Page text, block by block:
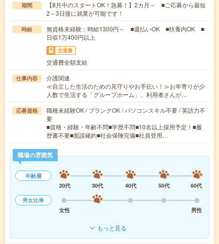
期間
【8月中のスタートOK！急募！】2カ月～ ■ご応募から最短
2～3日後に就業が可能です！
時給
無資格未経験：時給1300円～ ■週払いOK ■扶養内OK ■
日収1万400円以上
交通費
交通費全額支給
仕事内容
介護関連
≪自立した生活のための見守りやお手伝い！≫お年寄りが少
人数で生活する「グループホーム」。利用者さんが…
応募資格
職種未経験OK / ブランクOK / パソコンスキル不要 / 英語力不
要
■資格・経験・年齢不問■学歴不問■10名以上採用予定！■履
歴書不要■面談確約■社会保険完備■社員登用…
職場の雰囲気
年齢層
20代
30代 40代 50代
60代
男女比率
女性
男性
もっと見る